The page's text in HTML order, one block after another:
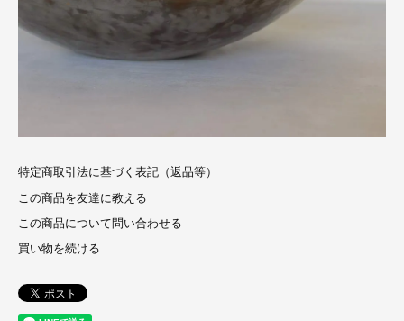
特定商取引法に基づく表記（返品等）
この商品を友達に教える
この商品について問い合わせる
買い物を続ける